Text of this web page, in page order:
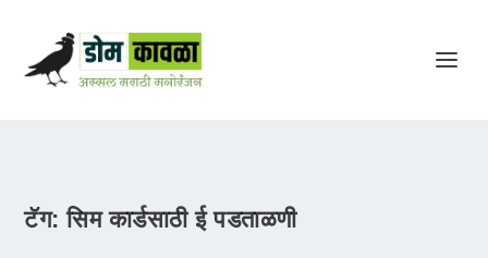
टॅग:सिम कार्डसाठी ई पडताळणी